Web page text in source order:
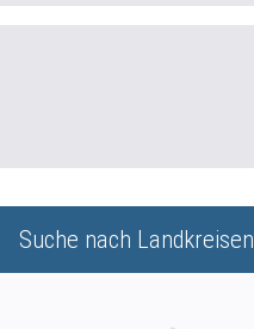
Suche nach Landkreisen